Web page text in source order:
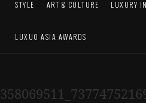
STYLE ART & CULTURE LUXURY
LUXUO ASIA AWARDS